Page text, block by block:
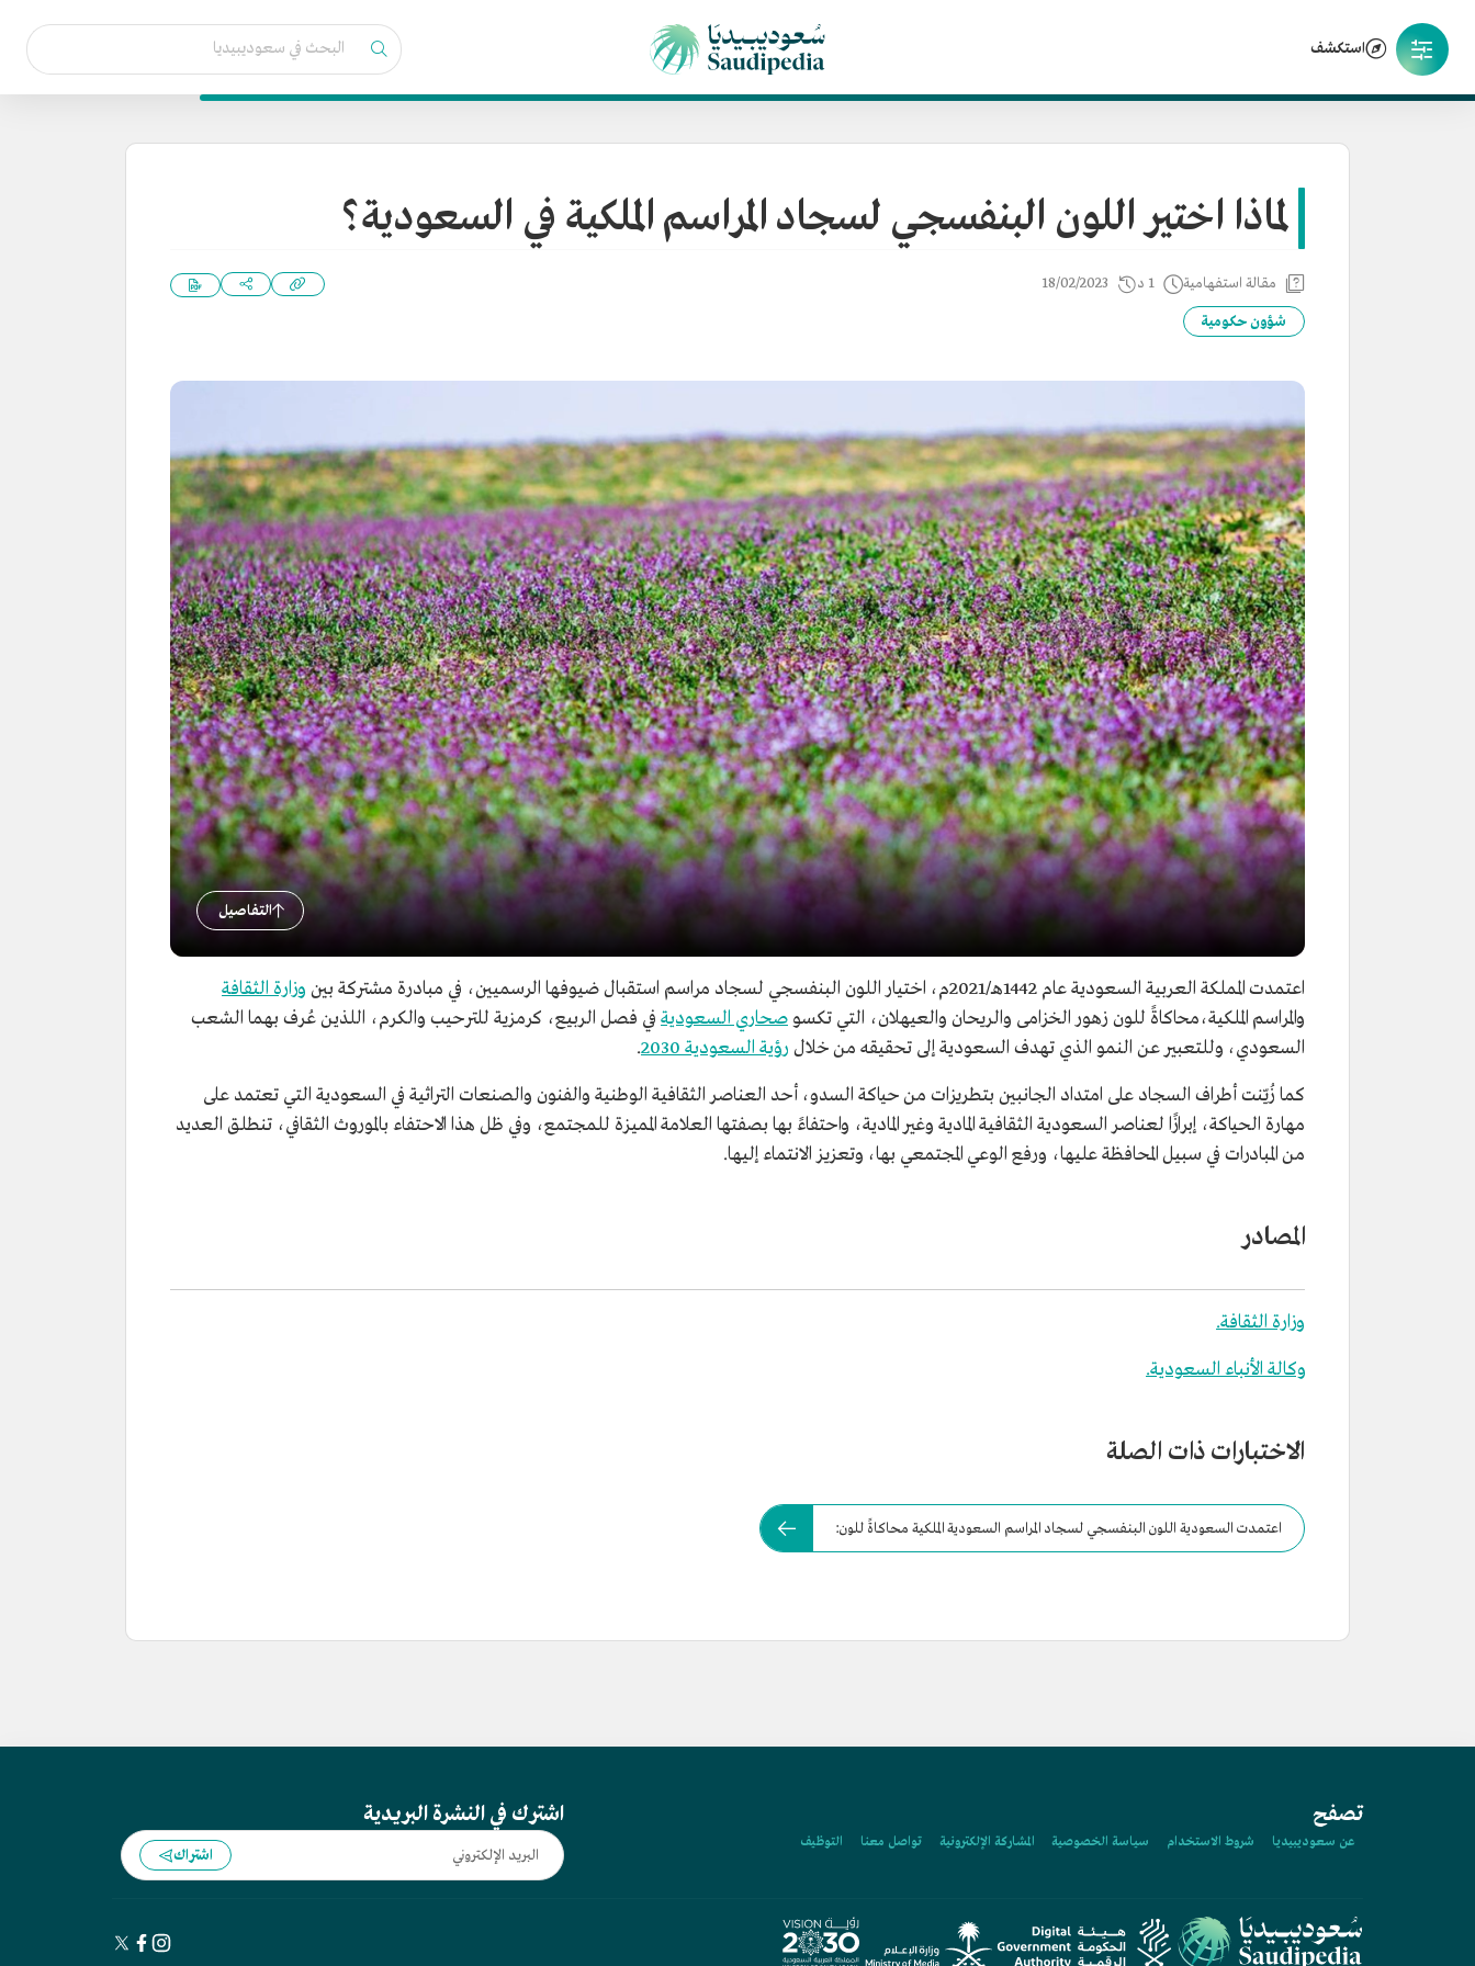
استكشف
لماذا اختير اللون البنفسجي لسجاد المراسم الملكية في السعودية؟
مقالة استفهامية 1 د 18/02/2023
شؤون حكومية
التفاصيل
اعتمدت المملكة العربية السعودية عام 1442هـ/2021م، اختيار اللون البنفسجي لسجاد مراسم استقبال ضيوفها الرسميين، في مبادرة مشتركة بين
وزارة الثقافة
والمراسم الملكية،محاكاةً للون زهور الخزامى والريحان والعيهلان، التي تكسو صحاري السعودية في فصل الربيع، كرمزية للترحيب والكرم، اللذين عُرف بهما الشعب
السعودي، وللتعبير عن النمو الذي تهدف السعودية إلى تحقيقه من خلال رؤية السعودية 2030 .
كما زُيّنت أطراف السجاد على امتداد الجانبين بتطريزات من حياكة السدو، أحد العناصر الثقافية الوطنية والفنون والصنعات التراثية في السعودية التي تعتمد على
مهارة الحياكة، إبرازًا لعناصر السعودية الثقافية المادية وغير المادية، واحتفاءً بها بصفتها العلامة المميزة للمجتمع، وفي ظل هذا الاحتفاء بالموروث الثقافي، تنطلق العديد
من المبادرات في سبيل المحافظة عليها، ورفع الوعي المجتمعي بها، وتعزيز الانتماء إليها.
المصادر
وزارة الثقافة.
وكالة الأنباء السعودية.
الاختبارات ذات الصلة
اعتمدت السعودية اللون البنفسجي لسجاد المراسم السعودية الملكية محاكاةً للون:
تصفح
عن سعوديبيديا شروط الاستخدام سياسة الخصوصية المشاركة الإلكترونية تواصل معنا التوظيف
اشترك في النشرة البريدية
اشتراك